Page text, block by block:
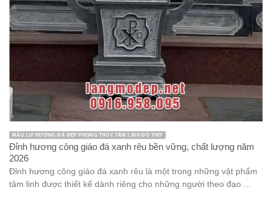
MẪU LƯ HƯƠNG ĐÁ ĐẸP PHONG THỦY TÂM LINH ĐỒ THỜ
Đỉnh hương công giáo đá xanh rêu bền vững, chất lượng năm
2026
Đỉnh hương công giáo đá xanh rêu là một trong những vật phẩm
tâm linh được thiết kế dành riêng cho những người theo đạo ...